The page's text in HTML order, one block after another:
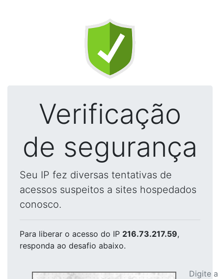
Verificação
de segurança
Seu IP fez diversas tentativas de
acessos suspeitos a sites hospedados
conosco.
Para liberar o acesso do IP 216.73.217.59,
responda ao desafio abaixo.
Digite